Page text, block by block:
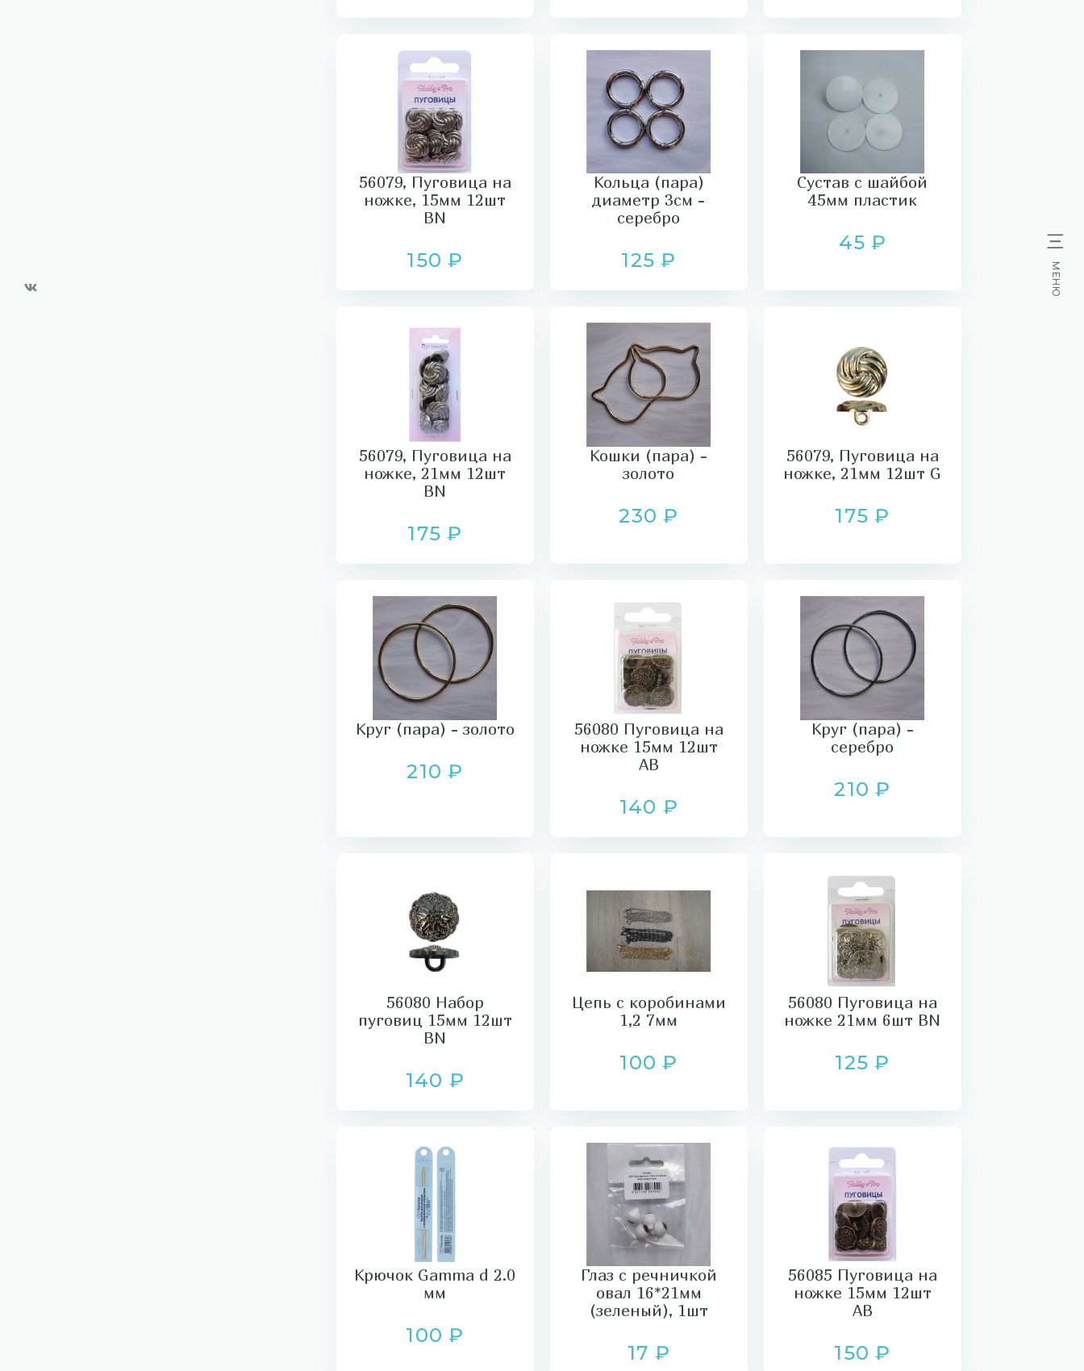
МЕНЮ
56079, Пуговица на
ножке, 15мм 12шт
BN
150 ₽
Кольца (пара)
диаметр 3см -
серебро
125 ₽
Сустав с шайбой
45мм пластик
45 ₽
56079, Пуговица на
ножке, 21мм 12шт
BN
175 ₽
Кошки (пара) -
золото
230 ₽
56079, Пуговица на
ножке, 21мм 12шт G
175 ₽
Круг (пара) - золото
210 ₽
56080 Пуговица на
ножке 15мм 12шт
AB
140 ₽
Круг (пара) -
серебро
210 ₽
56080 Набор
пуговиц 15мм 12шт
BN
140 ₽
Цепь с коробинами
1,2 7мм
100 ₽
56080 Пуговица на
ножке 21мм 6шт BN
125 ₽
Крючок Gamma d 2.0
мм
100 ₽
Глаз с речничкой
овал 16*21мм
(зеленый), 1шт
17 ₽
56085 Пуговица на
ножке 15мм 12шт
AB
150 ₽